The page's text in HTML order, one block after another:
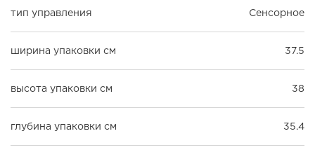
тип управления Сенсорное
ширина упаковки см 37.5
высота упаковки см 38
глубина упаковки см 35.4